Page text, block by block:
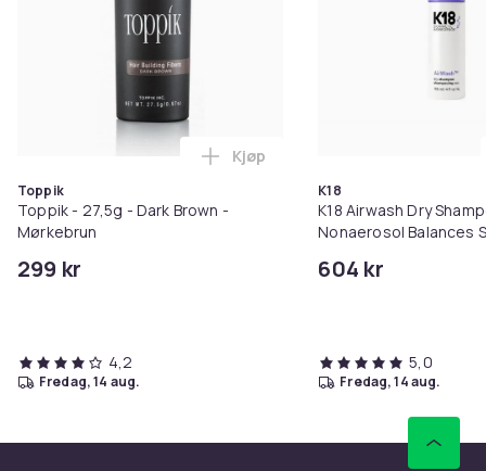
Toppik
Toppik - 27,5g - Dark Brown -
Mørkebrun
299 kr
Legg Toppik - 27,5g - Dark
Kjøp
4,2
fredag, 14 aug.
K18
K18 Airwash Dry
Nonaerosol Balances
604 kr
5,0
fredag, 14 aug.